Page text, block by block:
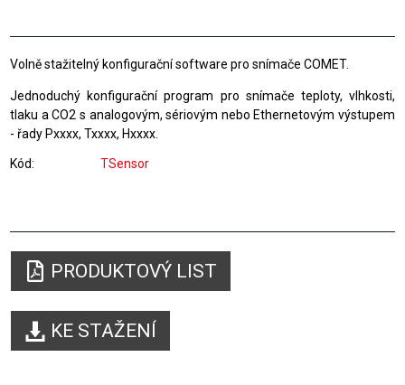
Volně stažitelný konfigurační software pro snímače COMET.
Jednoduchý konfigurační program pro snímače teploty, vlhkosti,
tlaku a CO2 s analogovým, sériovým nebo Ethernetovým výstupem
- řady Pxxxx, Txxxx, Hxxxx.
Kód TSensor
PRODUKTOVÝ LIST
KE STAŽENÍ